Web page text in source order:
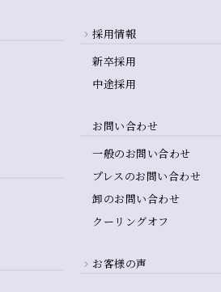
採用情報
新卒採用
中途採用
お問い合わせ
一般のお問い合わせ
プレスのお問い合わせ
卸のお問い合わせ
クーリングオフ
お客様の声